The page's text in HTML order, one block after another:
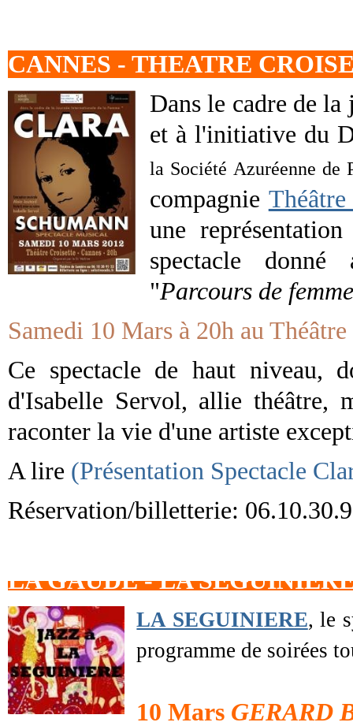
CANNES - THEATRE
Dans le cadre de
et à l'initiative du
la Société Azuréenne de
compagnie
une
spectacle
"Parcours de
Samedi 10 Mars à 20h au
Ce spectacle de haut niveau,
d'Isabelle Servol, allie théâtre,
raconter la vie d'une artiste
A lire (Présentation Spectacle
Réservation/billetterie:
LA GAUDE - LA
LA SEGUINIERE, le
programme de soirées
10 Mars GERARD